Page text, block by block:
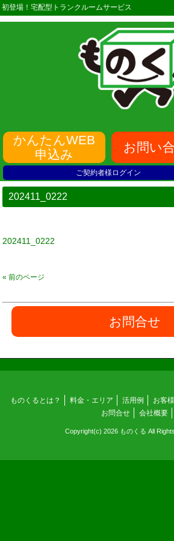
初登場！宅配型トランクルームサービス
かんたんWEB
申込み
お問い
ご契約者様ログイン
202411_0222
202411_0222
« 前のページ
お問合せ
ものくるとは？ 料金・エリア 活用例 お客
お問合せ
会社概要
Copyright(c) 2026 ものくる All